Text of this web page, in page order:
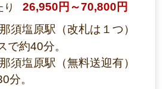
り
26,950円～70,800円
須塩原駅（改札は１つ）
で約40分。
須塩原駅（無料送迎有）
分。